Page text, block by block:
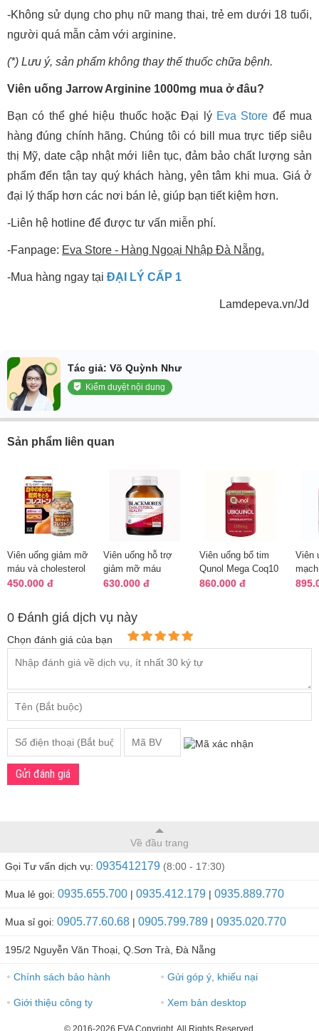
-Không sử dụng cho phụ nữ mang thai, trẻ em dưới 18 tuổi,
người quá mẫn cảm với arginine.
(*) Lưu ý, sản phẩm không thay thế thuốc chữa bệnh.
Viên uống Jarrow Arginine 1000mg mua ở đâu?
Bạn có thể ghé hiệu thuốc hoặc Đại lý Eva Store để mua
hàng đúng chính hãng. Chúng tôi có bill mua trực tiếp siêu
thị Mỹ, date cập nhật mới liên tục, đảm bảo chất lượng sản
phẩm đến tận tay quý khách hàng, yên tâm khi mua. Giá ở
đại lý thấp hơn các nơi bán lẻ, giúp bạn tiết kiệm hơn.
-Liên hệ hotline để được tư vấn miễn phí.
-Fanpage: Eva Store - Hàng Ngoại Nhập Đà Nẵng.
-Mua hàng ngay tại ĐẠI LÝ CẤP 1
Lamdepeva.vn/Jd
Tác giả: Võ Quỳnh Như
Kiểm duyệt nội dung
Sản phẩm liên quan
Viên uống giảm mỡ
máu và cholesterol
Hisamitsu 84, 168
450.000 đ
Viên uống hỗ trợ
giảm mỡ máu
Blackmores
630.000 đ
Viên uống bổ tim
Qunol Mega Coq10
Ubiquinol 100mg
860.000 đ
Viên
0 Đánh giá dịch vụ này
Chọn đánh giá của bạn
Gửi đánh giá
Về đầu trang
Gọi Tư vấn dịch vụ: 0935412179 (8:00 - 17:30)
Mua lẻ gọi: 0935.655.700 | 0935.412.179 | 0935.889.770
Mua sỉ gọi: 0905.77.60.68 | 0905.799.789 | 0935.020.770
195/2 Nguyễn Văn Thoại, Q.Sơn Trà, Đà Nẵng
● Chính sách bảo hành ● Gửi góp ý, khiếu nại
● Giới thiệu công ty ● Xem bản desktop